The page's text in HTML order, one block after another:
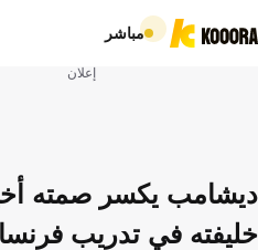
مباشر
إعلان
ديشامب يكسر صمته
خليفته في تدريب